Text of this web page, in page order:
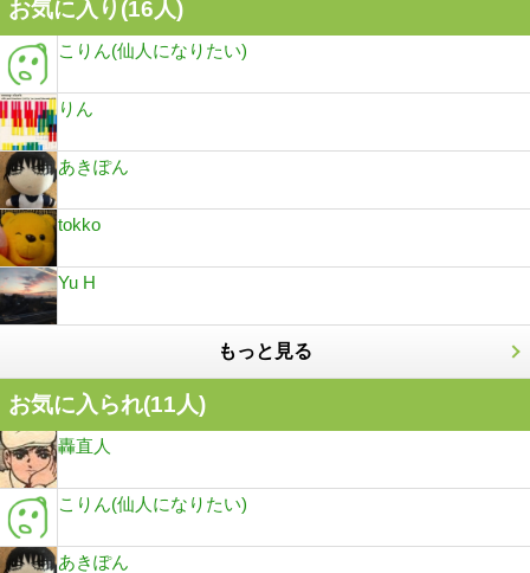
お気に入り(16人)
こりん(仙人になりたい)
りん
あきぽん
tokko
Yu H
もっと見る
お気に入られ(11人)
轟直人
こりん(仙人になりたい)
あきぽん